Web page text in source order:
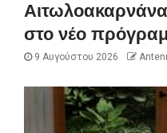
Αιτωλοακαρνάνα
στο νέο
9 Αυγούστου 2026